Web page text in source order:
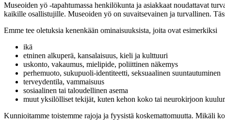
Museoiden yö -tapahtumassa henkilökunta ja asiakkaat noudattavat
kaikille osallistujille. Museoiden yö on suvaitsevainen ja turvallinen.
Emme tee oletuksia kenenkään ominaisuuksista, joita ovat esimerkiksi
ikä
etninen alkuperä, kansalaisuus, kieli ja kulttuuri
uskonto, vakaumus, mielipide, poliittinen näkemys
perhemuoto, sukupuoli-identiteetti, seksuaalinen suuntautuminen
terveydentila, vammaisuus
sosiaalinen tai taloudellinen asema
muut yksilölliset tekijät, kuten kehon koko tai neurokirjoon
Kunnioitamme toistemme rajoja ja fyysistä koskemattomuutta. Mikäli